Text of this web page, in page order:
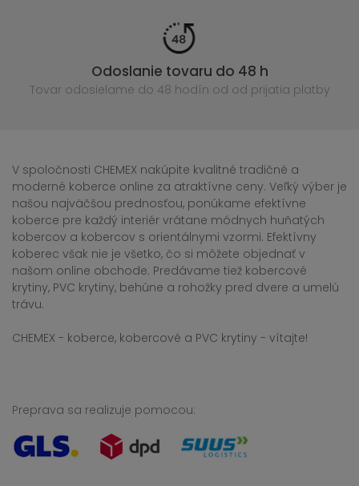
Odoslanie tovaru do 48 h
Tovar odosielame do 48 hodín od od prijatia platby
V spoločnosti CHEMEX nakúpite kvalitné tradičné a
moderné koberce online za atraktívne ceny. Veľký výber je
našou najväčšou prednosťou, ponúkame efektívne
koberce pre každý interiér vrátane módnych huňatých
kobercov a kobercov s orientálnymi vzormi. Efektívny
koberec však nie je všetko, čo si môžete objednať v
našom online obchode. Predávame tiež kobercové
krytiny, PVC krytiny, behúne a rohožky pred dvere a umelú
trávu.
CHEMEX - koberce, kobercové a PVC krytiny - vítajte!
Preprava sa realizuje pomocou: